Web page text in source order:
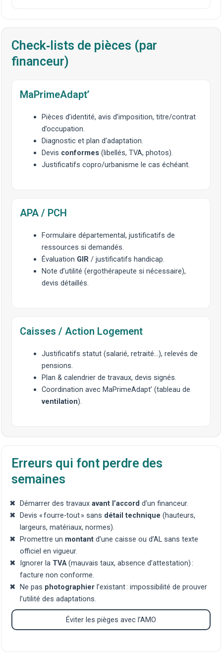
Check‑lists de pièces (par
financeur)
MaPrimeAdapt’
Pièces d’identité, avis d’imposition, titre/contrat
d’occupation.
Diagnostic et plan d’adaptation.
Devis conformes (libellés, TVA, photos).
Justificatifs copro/urbanisme le cas échéant.
APA / PCH
Formulaire départemental, justificatifs de
ressources si demandés.
Évaluation GIR / justificatifs handicap.
Note d’utilité (ergothérapeute si nécessaire),
devis détaillés.
Caisses / Action Logement
Justificatifs statut (salarié, retraité…), relevés de
pensions.
Plan & calendrier de travaux, devis signés.
Coordination avec MaPrimeAdapt’ (tableau de
ventilation).
Erreurs qui font perdre des
semaines
Démarrer des travauxavant l’accord d’un financeur.
Devis « fourre‑tout » sans détail technique (hauteurs,
largeurs, matériaux, normes).
Promettre un montant d’une caisse ou d’AL sans texte
officiel en vigueur.
Ignorer la TVA(mauvais taux, absence d’attestation) :
facture non conforme.
Ne pas photographier l’existant : impossibilité de prouver
l’utilité des adaptations.
Éviter les pièges avec l’AMO